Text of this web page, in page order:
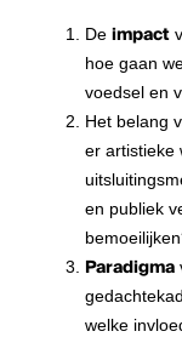
De impact
hoe gaan
voedsel en
Het belang
er artistieke
en publiek
Paradigma
welke